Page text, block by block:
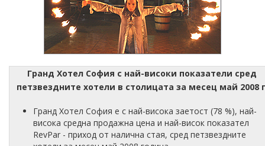
Гранд Хотел София с най-високи показатели сред
петзвездните хотели в столицата за месец май 2008
Гранд Хотел София е с най-висока заетост (78 %), най-
висока средна продажна цена и най-висок показател
RevPar - приход от налична стая, сред петзвездните